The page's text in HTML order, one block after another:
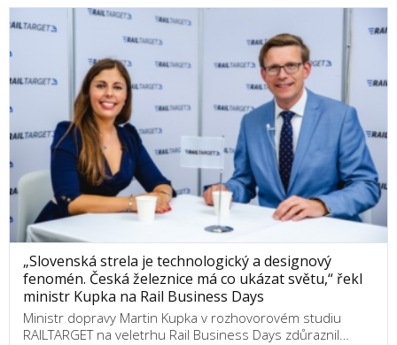
„Slovenská strela je technologický a designový
fenomén. Česká železnice má co ukázat světu,“ řekl
ministr Kupka na Rail Business Days
Ministr dopravy Martin Kupka v rozhovorovém studiu
RAILTARGET na veletrhu Rail Business Days zdůraznil…